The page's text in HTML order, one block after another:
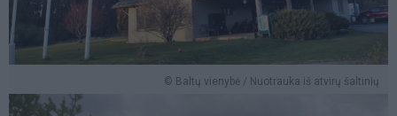
© Baltų vienybė / Nuotrauka iš atvirų šaltinių